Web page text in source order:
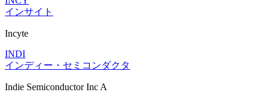
インサイト
Incyte
INDI
インディー・セミコンダクタ
Indie Semiconductor Inc A